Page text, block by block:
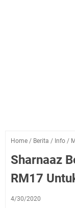
Home / Berita / Info /
Sharnaaz
RM17
4/30/2020